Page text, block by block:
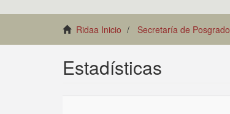
Ridaa Inicio Secretaría de Posgrado
Estadísticas